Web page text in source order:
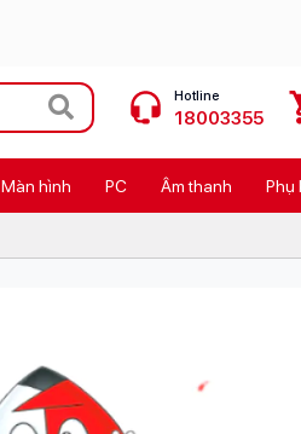
Galaxy Z8 Series
Ốp lưng Apple
Hotline
18003355
Màn hình PC Âm thanh Phụ